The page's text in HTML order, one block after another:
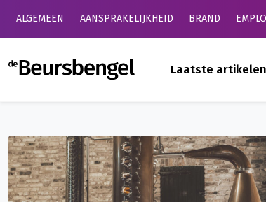
ALGEMEEN AANSPRAKELIJKHEID BRAND
de Beursbengel
Laatste artikelen